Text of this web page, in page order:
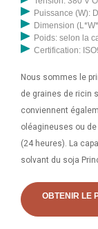
Puissance (W):
Dimension
Poids: selon la
Certification:
Nous sommes le
de graines de ricin
conviennent
oléagineuses ou
(24 heures). La
solvant du soja
par mouillage et
convective avec un
OBTENIR LE